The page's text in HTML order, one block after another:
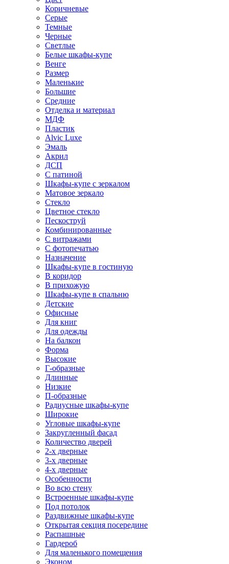
Коричневые
Серые
Темные
Черные
Светлые
Белые шкафы-купе
Венге
Размер
Маленькие
Большие
Средние
Отделка и материал
МДФ
Пластик
Alvic Luxe
Эмаль
Акрил
ДСП
С патиной
Шкафы-купе с зеркалом
Матовое зеркало
Стекло
Цветное стекло
Пескоструй
Комбинированные
С витражами
С фотопечатью
Назначение
Шкафы-купе в гостиную
В коридор
В прихожую
Шкафы-купе в спальню
Детские
Офисные
Для книг
Для одежды
На балкон
Форма
Высокие
Г-образные
Длинные
Низкие
П-образные
Радиусные шкафы-купе
Широкие
Угловые шкафы-купе
Закругленный фасад
Количество дверей
2-х дверные
3-х дверные
4-х дверные
Особенности
Во всю стену
Встроенные шкафы-купе
Под потолок
Раздвижные шкафы-купе
Открытая секция посередине
Распашные
Гардероб
Для маленького помещения
Эконом